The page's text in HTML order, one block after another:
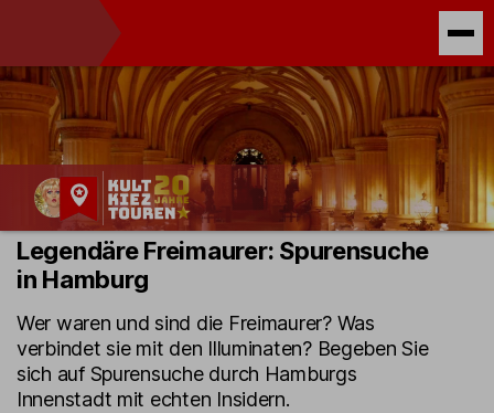
Kult-
Kieztouren
Hamburg
Legendäre Freimaurer: Spurensuche
in Hamburg
Wer waren und sind die Freimaurer? Was
verbindet sie mit den Illuminaten? Begeben Sie
sich auf Spurensuche durch Hamburgs
Innenstadt mit echten Insidern.